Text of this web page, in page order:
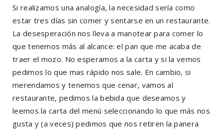
Si realizamos una analogía, la necesidad sería como
estar tres días sin comer y sentarse en un restaurante.
La desesperación nos lleva a manotear para comer lo
que tenemos más al alcance: el pan que me acaba de
traer el mozo. No esperamos a la carta y si la vemos
pedimos lo que mas rápido nos sale. En cambio, si
merendamos y tenemos que cenar, vamos al
restaurante, pedimos la bebida que deseamos y
leemos la carta del menú seleccionando lo que más nos
gusta y (a veces) pedimos que nos retiren la panera